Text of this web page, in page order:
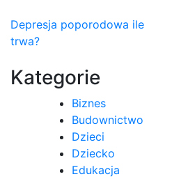
Nawigacja
wpisu
Depresja poporodowa ile
trwa?
Kategorie
Biznes
Budownictwo
Dzieci
Dziecko
Edukacja